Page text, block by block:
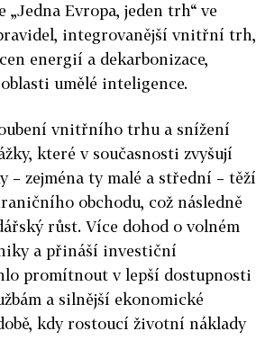
Evropa, jeden trh“ ve
integrovanější vnitřní trh,
energií a dekarbonizace,
umělé inteligence.
vnitřního trhu a snížení
které v současnosti zvyšují
– zejména ty malé a střední – těží
obchodu, což následně
růst. Více dohod o volném
a přináší investiční
promítnout v lepší dostupnosti
a silnější ekonomické
kdy rostoucí životní náklady